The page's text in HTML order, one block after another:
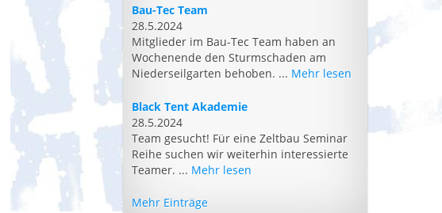
Bau-Tec Team
28.5.2024
Mitglieder im Bau-Tec Team haben an
Wochenende den Sturmschaden am
Niederseilgarten behoben. ... Mehr lesen
Black Tent Akademie
28.5.2024
Team gesucht! Für eine Zeltbau Seminar
Reihe suchen wir weiterhin interessierte
Teamer. ... Mehr lesen
Mehr Einträge